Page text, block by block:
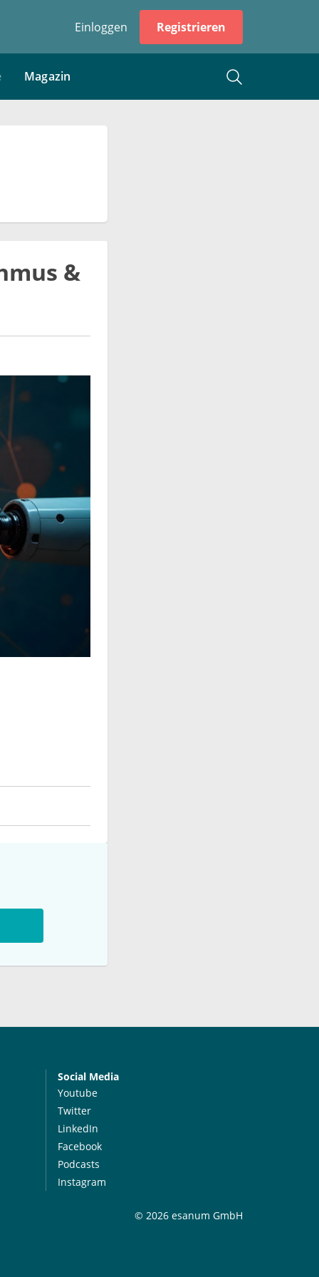
Einloggen Registrieren
Magazin
&
Social Media
Youtube
Twitter
LinkedIn
Facebook
Podcasts
Instagram
© 2026 esanum GmbH